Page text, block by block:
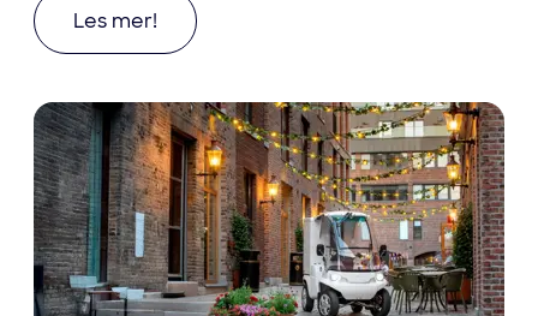
Les mer om 5 tips til deg som drømmer om båt
Les mer!